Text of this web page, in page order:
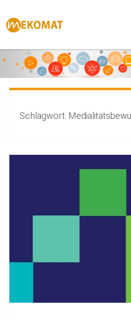
Inhalt
springen
Schlagwort: